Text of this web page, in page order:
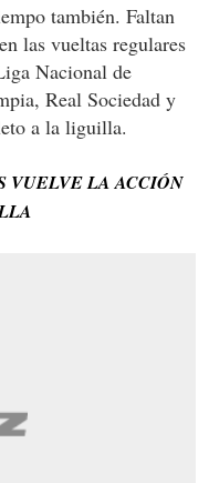
también. Faltan
las vueltas regulares
Nacional de
Real Sociedad y
a la liguilla.
VUELVE LA ACCIÓN